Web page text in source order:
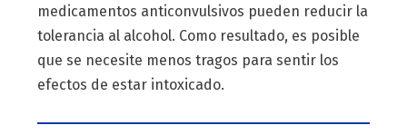
medicamentos anticonvulsivos pueden reducir la
tolerancia al alcohol. Como resultado, es posible
que se necesite menos tragos para sentir los
efectos de estar intoxicado.